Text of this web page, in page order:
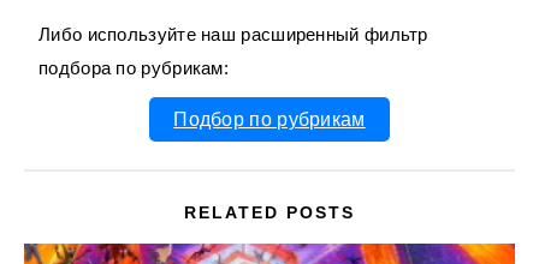
Либо используйте наш расширенный фильтр
подбора по рубрикам:
Подбор по рубрикам
RELATED POSTS